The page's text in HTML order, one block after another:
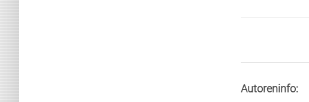
Autoreninfo: